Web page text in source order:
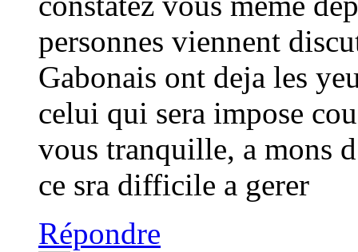
personnes viennent
Gabonais ont deja les
celui qui sera impose
vous tranquille, a mons
ce sra difficile a gerer
Répondre